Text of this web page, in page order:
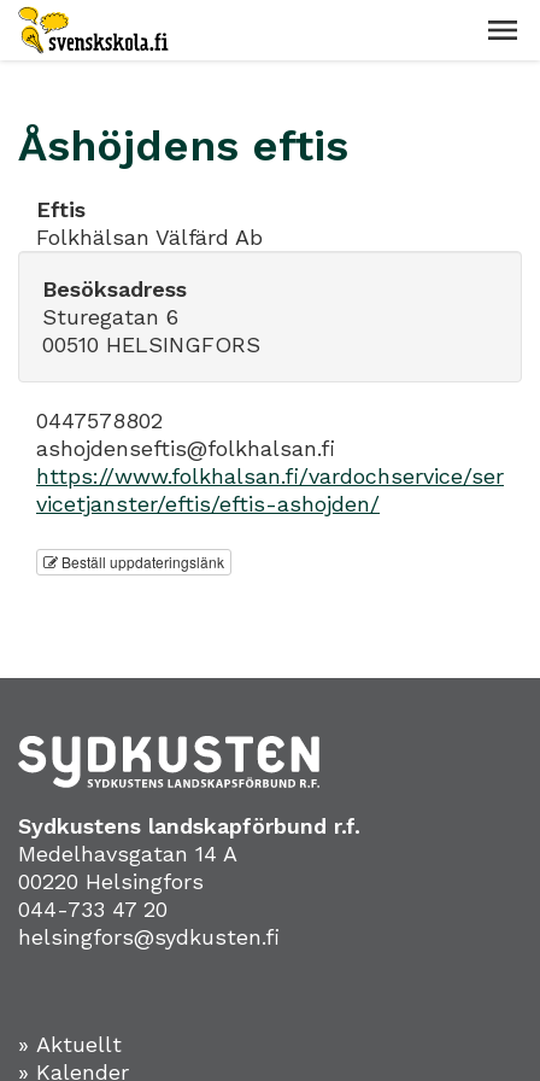
Åshöjdens eftis
Eftis
Folkhälsan Välfärd Ab
Besöksadress
Sturegatan 6
00510 HELSINGFORS
0447578802
ashojdenseftis@folkhalsan.fi
https://www.folkhalsan.fi/vardochservice/ser
vicetjanster/eftis/eftis-ashojden/
Beställ uppdateringslänk
Sydkustens landskapförbund r.f.
Medelhavsgatan 14 A
00220 Helsingfors
044-733 47 20
helsingfors@sydkusten.fi
» Aktuellt
» Kalender